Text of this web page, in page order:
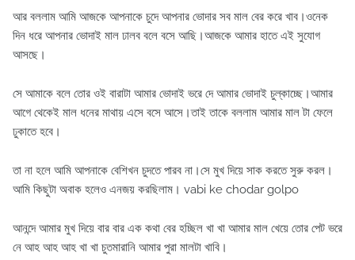
আর বললাম আমি আজকে আপনাকে চুদে আপনার ভোদার সব মাল বের করে খাব।ওনেক
দিন ধরে আপনার ভোদাই মাল ঢালব বলে বসে আছি।আজকে আমার হাতে এই সুযোগ
আসছে।
সে আমাকে বলে তোর ওই বারাটা আমার ভোদাই ভরে দে আমার ভোদাই চুল্কাচ্ছে।আমার
আগে থেকেই মাল ধনের মাথায় এসে বসে আসে।তাই তাকে বললাম আমার মাল টা ফেলে
ঢুকাতে হবে।
তা না হলে আমি আপনাকে বেশিখন চুদতে পারব না।সে মুখ দিয়ে সাক করতে সুরু করল।
আমি কিছুটা অবাক হলেও এনজয় করছিলাম। vabi ke chodar golpo
আনন্দে আমার মুখ দিয়ে বার বার এক কথা বের হচ্ছিল খা খা আমার মাল খেয়ে তোর পেট ভরে
নে আহ আহ আহ খা খা চুতমারানি আমার পুরা মালটা খাবি।